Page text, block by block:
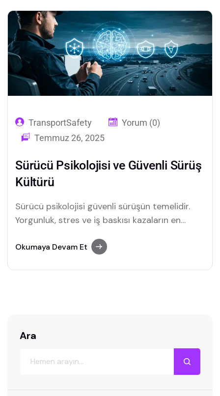
TransportSafety
Yorum (0)
Temmuz 26, 2025
Sürücü Psikolojisi ve Güvenli Sürüş
Kültürü
Sürücü psikolojisi güvenli sürüşün temelidir.
Yorgunluk, stres ve iş baskısı kazaların en
güvenliği kültürünü nasıl geliştirebilir?
Okumaya Devam Et
Ara